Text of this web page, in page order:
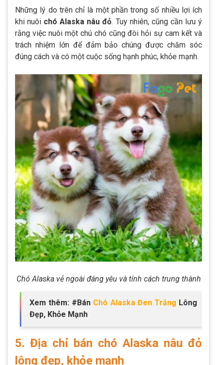
Những lý do trên chỉ là một phần trong số nhiều lợi ích
khi nuôi chó Alaska nâu đỏ. Tuy nhiên, cũng cần lưu ý
rằng việc nuôi một chú chó cũng đòi hỏi sự cam kết và
trách nhiệm lớn để đảm bảo chúng được chăm sóc
đúng cách và có một cuộc sống hạnh phúc, khỏe mạnh.
Chó Alaska vẻ ngoài đáng yêu và tính cách trung thành
Xem thêm: #Bán Chó Alaska Đen Trắng Lông
Đẹp, Khỏe Mạnh
5. Địa chỉ bán chó Alaska nâu đỏ
lông đẹp, khỏe mạnh